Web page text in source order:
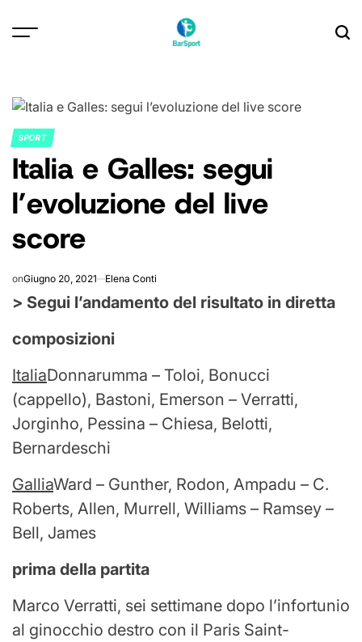
POSTED
IN
SPORT
Italia e Galles: segui
l’evoluzione del live
score
onGiugno 20, 2021 Elena Conti
> Segui l’andamento del risultato in diretta
composizioni
ItaliaDonnarumma – Toloi, Bonucci
(cappello), Bastoni, Emerson – Verratti,
Jorginho, Pessina – Chiesa, Belotti,
Bernardeschi
GalliaWard – Gunther, Rodon, Ampadu – C.
Roberts, Allen, Murrell, Williams – Ramsey –
Bell, James
prima della partita
Marco Verratti, sei settimane dopo l’infortunio
al ginocchio destro con il Paris Saint-